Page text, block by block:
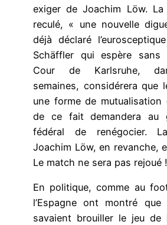
exiger de Joachim Löw. La
reculé, « une nouvelle
déjà déclaré
Schäffler qui espère
Cour de Karlsruhe,
semaines, considérera que
une forme de
de ce fait demandera au
fédéral de renégocier.
Joachim Löw, en revanche,
Le match ne sera pas rejoué !
En politique, comme au
l’Espagne ont montré que
savaient brouiller le jeu de